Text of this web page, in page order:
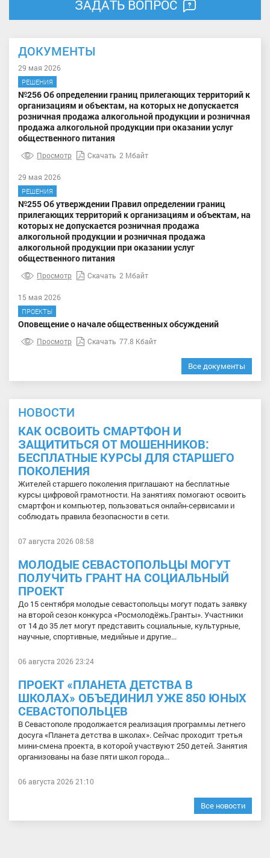
ЗАДАТЬ ВОПРОС
ДОКУМЕНТЫ
29 мая 2026
РЕШЕНИЯ
№256 Об определении границ прилегающих территорий к
организациям и объектам, на которых не допускается
розничная продажа алкогольной продукции и розничная
продажа алкогольной продукции при оказании услуг
общественного питания
Просмотр Скачать 2 Мбайт
29 мая 2026
РЕШЕНИЯ
№255 Об утверждении Правил определении границ
прилегающих территорий к организациям и объектам, на
которых не допускается розничная продажа
алкогольной продукции и розничная продажа
алкогольной продукции при оказании услуг
общественного питания
Просмотр Скачать 2 Мбайт
15 мая 2026
ПРОЕКТЫ
Оповещение о начале общественных обсуждений
Просмотр Скачать 77.8 Кбайт
Все документы
НОВОСТИ
КАК ОСВОИТЬ СМАРТФОН И
ЗАЩИТИТЬСЯ ОТ МОШЕННИКОВ:
БЕСПЛАТНЫЕ КУРСЫ ДЛЯ СТАРШЕГО
ПОКОЛЕНИЯ
Жителей старшего поколения приглашают на бесплатные
курсы цифровой грамотности. На занятиях помогают освоить
смартфон и компьютер, пользоваться онлайн-сервисами и
соблюдать правила безопасности в сети.
07 августа 2026 08:58
МОЛОДЫЕ СЕВАСТОПОЛЬЦЫ МОГУТ
ПОЛУЧИТЬ ГРАНТ НА СОЦИАЛЬНЫЙ
ПРОЕКТ
До 15 сентября молодые севастопольцы могут подать заявку
на второй сезон конкурса «Росмолодёжь.Гранты». Участники
от 14 до 35 лет могут представить социальные, культурные,
научные, спортивные, медийные и другие...
06 августа 2026 23:24
ПРОЕКТ «ПЛАНЕТА ДЕТСТВА В
ШКОЛАХ» ОБЪЕДИНИЛ УЖЕ 850 ЮНЫХ
СЕВАСТОПОЛЬЦЕВ
В Севастополе продолжается реализация программы летнего
досуга «Планета детства в школах». Сейчас проходит третья
мини-смена проекта, в которой участвуют 250 детей. Занятия
организованы на базе пяти школ города...
06 августа 2026 21:10
Все новости